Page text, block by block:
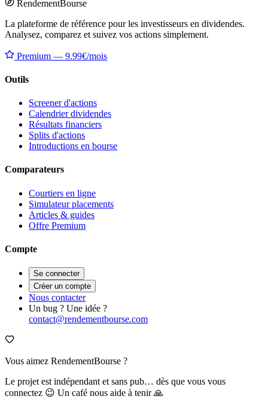
RendementBourse
La plateforme de référence pour les investisseurs en dividendes.
Analysez, comparez et suivez vos actions simplement.
Premium — 9.99€/mois
Outils
Screener d'actions
Calendrier dividendes
Résultats financiers
Splits d'actions
Introductions en bourse
Comparateurs
Courtiers en ligne
Simulateur placements
Articles & guides
Offre Premium
Compte
Se connecter
Créer un compte
Nous contacter
Un bug ? Une idée ?
contact@rendementbourse.com
Vous aimez RendementBourse ?
Le projet est indépendant et sans pub… dès que vous vous
connectez 😉 Un café nous aide à tenir 🙏